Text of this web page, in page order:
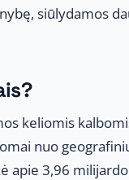
siūlydamos
keliomis
nuo
apie 3,96